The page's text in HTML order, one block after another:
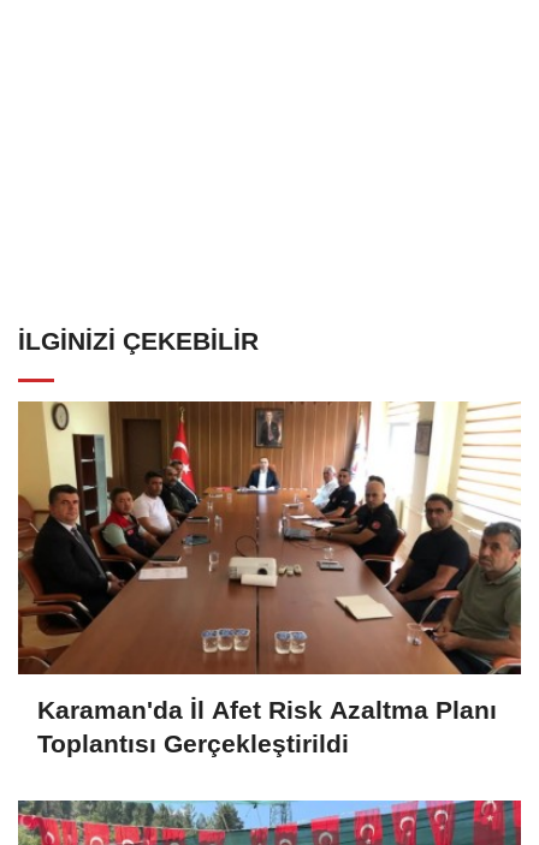
İLGINIZI ÇEKEBILIR
Karaman'da İl Afet Risk Azaltma Planı
Toplantısı Gerçekleştirildi